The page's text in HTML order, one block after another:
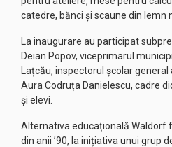
catedre, bănci și scaune din lemn
La inaugurare au participat
Deian Popov, viceprimarul
Lațcău, inspectorul școlar
Aura Codruța Danielescu, cadre
și elevi.
Alternativa educațională Waldorf
din anii ’90, la inițiativa unui grup